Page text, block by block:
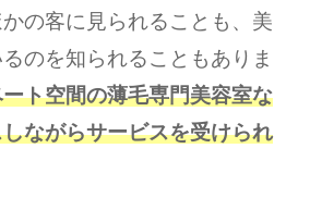
の客に見られることも、美
のを知られることもありま
ト空間の薄毛専門美容室な
ながらサービスを受けられ